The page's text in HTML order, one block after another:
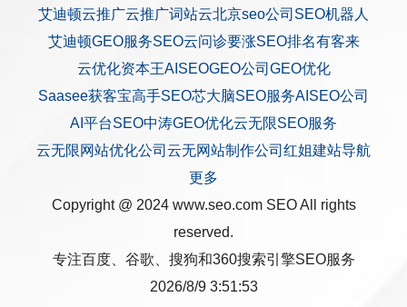
艾迪顿云推广云推广词站云北京seo公司 SEO机器人
艾迪顿GEO服务SEO云问诊要涨SEO排名有客来
云优化资本王AISEOGEO公司 GEO优化
Saasee获客宝高手SEO芯大脑SEO服务AISEO公司
AI平台SEO中涛GEO优化云无限SEO服务
云无限网站优化公司 云无网站制作公司 红姐建站导航
更多
Copyright @ 2024 www.seo.com SEOAll rights
reserved.
专注百度、谷歌、搜狗和360搜索引擎SEO服务
2026/8/9 3:51:53